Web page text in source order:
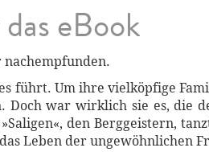
eBook
führt. Um ihre vielköpfige
war wirklich sie es, die
den Berggeistern,
Leben der ungewöhnlichen